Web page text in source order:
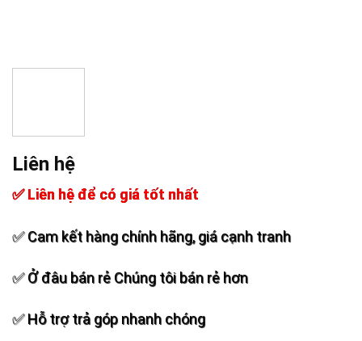
Liên hệ
✅ Liên hệ để có giá tốt nhất
✅ Cam kết hàng chính hãng, giá cạnh tranh
✅ Ở đâu bán rẻ Chúng tôi bán rẻ hơn
✅ Hỗ trợ trả góp nhanh chóng